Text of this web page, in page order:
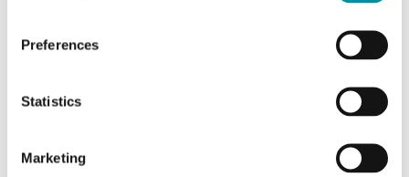
Preferences
Statistics
Marketing